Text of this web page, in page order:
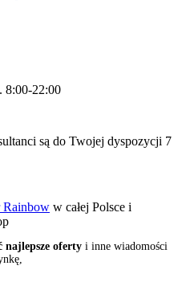
8:00-22:00
są do Twojej dyspozycji 7
Rainbow w całej Polsce i
najlepsze oferty i inne wiadomości